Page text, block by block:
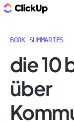
BOOK SUMMARIES
die 10
über